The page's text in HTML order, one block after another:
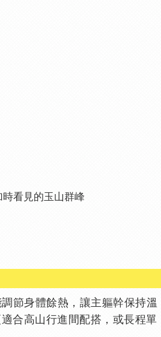
看見的玉山群峰
節身體餘熱，讓主軀幹保持溫
合高山行進間配搭，或長程單